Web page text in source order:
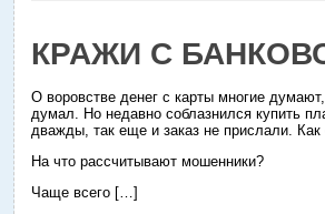
КРАЖИ С
О воровстве денег с карты многие
думал. Но недавно соблазнился купить
дважды, так еще и заказ не прислали.
На что рассчитывают мошенники?
Чаще всего […]